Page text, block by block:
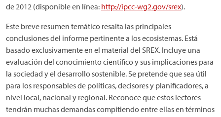
de 2012 (disponible en línea: http://ipcc-wg2.gov/srex).
Este breve resumen temático resalta las principales
conclusiones del informe pertinente a los ecosistemas. Está
basado exclusivamente en el material del SREX. Incluye una
evaluación del conocimiento científico y sus implicaciones para
la sociedad y el desarrollo sostenible. Se pretende que sea útil
para los responsables de políticas, decisores y planificadores, a
nivel local, nacional y regional. Reconoce que estos lectores
tendrán muchas demandas compitiendo entre ellas en términos